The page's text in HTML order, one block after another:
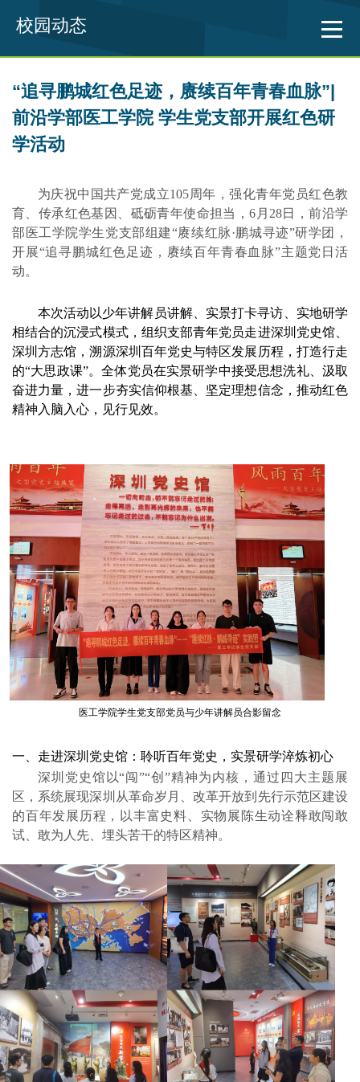
校园动态
“追寻鹏城红色足迹，赓续百年青春血脉”|
前沿学部医工学院 学生党支部开展红色研
学活动
为庆祝中国共产党成立105周年，强化青年党员红色教
育、传承红色基因、砥砺青年使命担当，6月28日，前沿学
部医工学院学生党支部组建“赓续红脉·鹏城寻迹”研学团，
开展“追寻鹏城红色足迹，赓续百年青春血脉”主题党日活
动。
本次活动以少年讲解员讲解、实景打卡寻访、实地研学
相结合的沉浸式模式，组织支部青年党员走进深圳党史馆、
深圳方志馆，溯源深圳百年党史与特区发展历程，打造行走
的“大思政课”。全体党员在实景研学中接受思想洗礼、汲取
奋进力量，进一步夯实信仰根基、坚定理想信念，推动红色
精神入脑入心，见行见效。
医工学院学生党支部党员与少年讲解员合影留念
一、走进深圳党史馆：聆听百年党史，实景研学淬炼初心
深圳党史馆以“闯”“创”精神为内核，通过四大主题展
区，系统展现深圳从革命岁月、改革开放到先行示范区建设
的百年发展历程，以丰富史料、实物展陈生动诠释敢闯敢
试、敢为人先、埋头苦干的特区精神。